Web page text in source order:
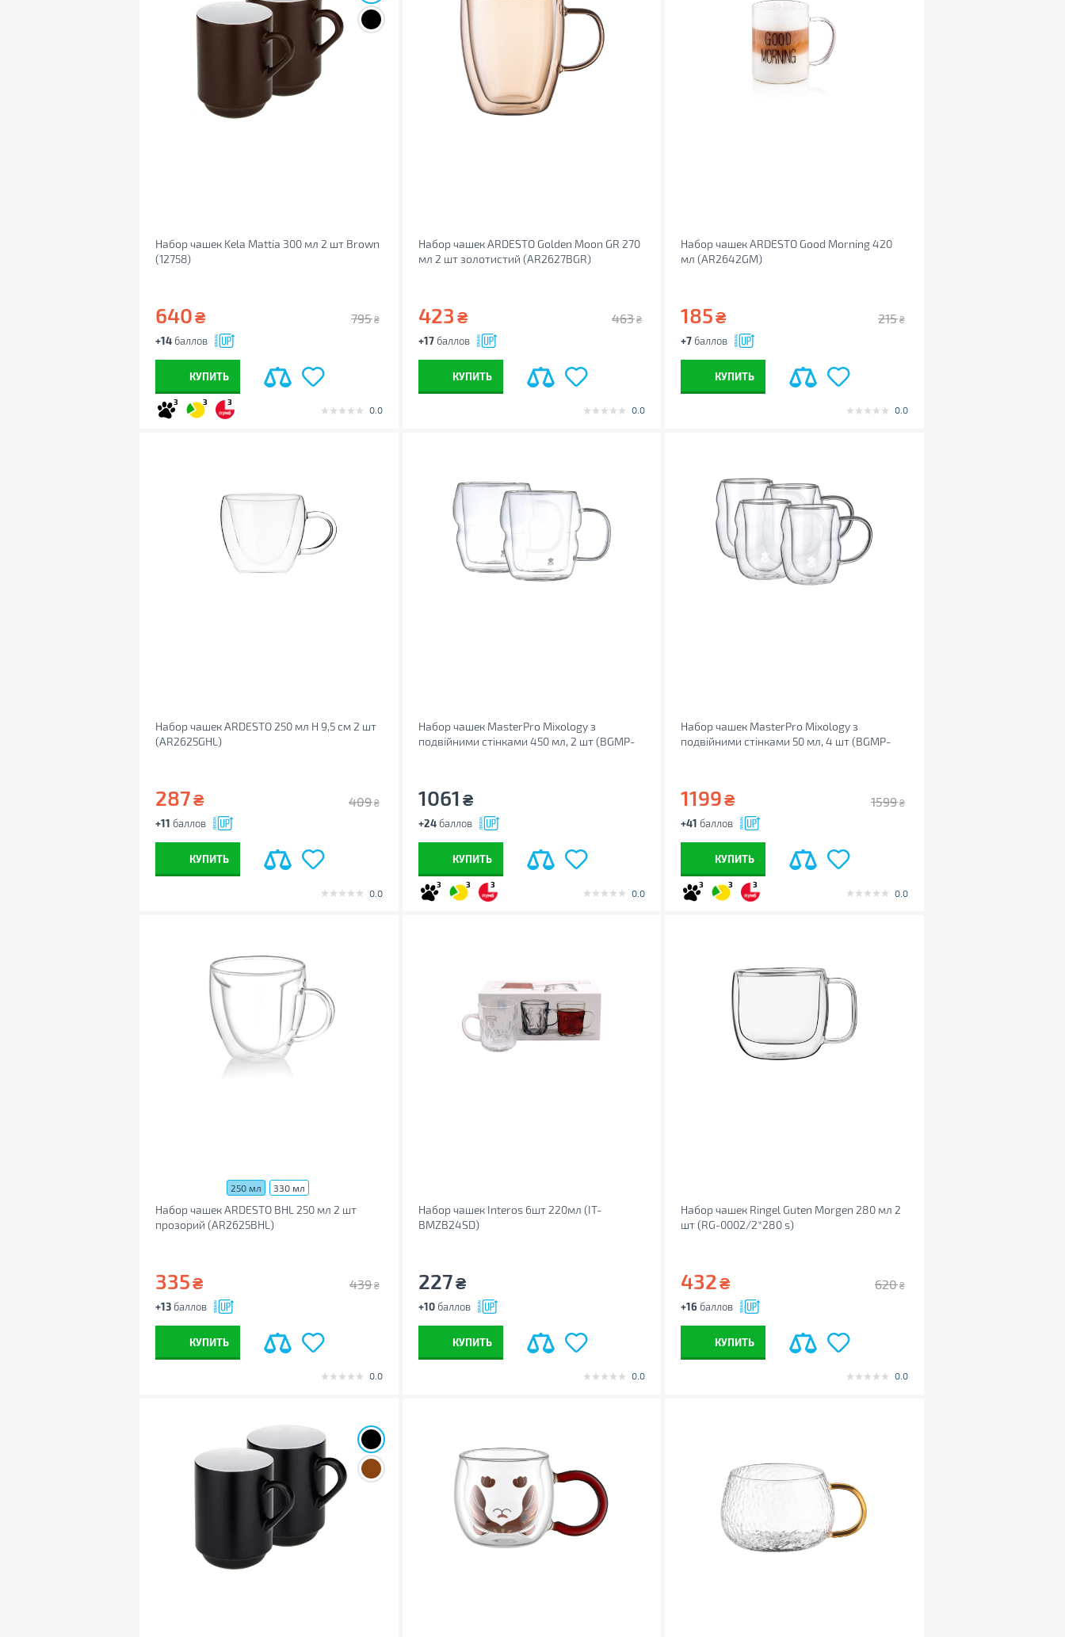
Набор чашек Kela Mattia 300 мл 2 шт Brown
(12758)
640₴ 795 ₴
+14 баллов
КУПИТЬ
3 3 3
0.0
Набор чашек ARDESTO Golden Moon GR 270
мл 2 шт золотистий (AR2627BGR)
423 ₴ 463 ₴
+17баллов
КУПИТЬ
0.0
Набор чашек ARDESTO Good Morning 420
мл (AR2642GM)
185₴ 215 ₴
+7 баллов
КУПИТЬ
0.0
Набор чашек ARDESTO 250 мл H 9,5 см 2 шт
(AR2625GHL)
287₴ 409 ₴
+11 баллов
КУПИТЬ
0.0
Набор чашек MasterPro Mixology з
подвійними стінками 450 мл, 2 шт (BGMP-
1061 ₴
+24баллов
КУПИТЬ
3 3 3
0.0
Набор чашек MasterPro Mixology з
подвійними стінками 50 мл, 4 шт (BGMP-
1199₴ 1599 ₴
+41 баллов
КУПИТЬ
3 3 3
0.0
250 мл 330 мл
Набор чашек ARDESTO BHL 250 мл 2 шт
прозорий (AR2625BHL)
335₴ 439 ₴
+13 баллов
КУПИТЬ
0.0
Набор чашек Interos 6шт 220мл (ІТ-
BMZB24SD)
227₴
+10баллов
КУПИТЬ
0.0
Набор чашек Ringel Guten Morgen 280 мл 2
шт (RG-0002/2*280 s)
432₴ 620 ₴
+16 баллов
КУПИТЬ
0.0